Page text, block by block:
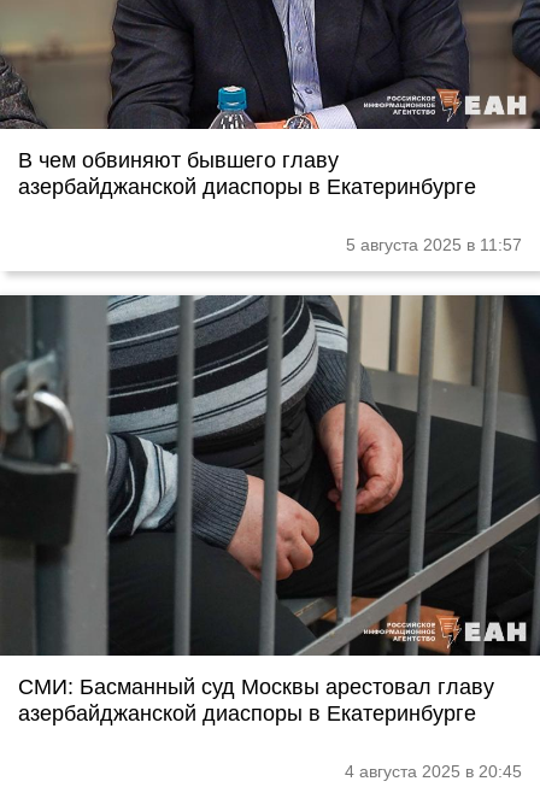
В чем обвиняют бывшего главу
азербайджанской диаспоры в Екатеринбурге
5 августа 2025 в 11:57
СМИ: Басманный суд Москвы арестовал главу
азербайджанской диаспоры в Екатеринбурге
4 августа 2025 в 20:45